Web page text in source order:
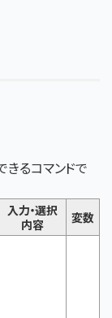
きるコマンドで
入力・選択
内容
変数